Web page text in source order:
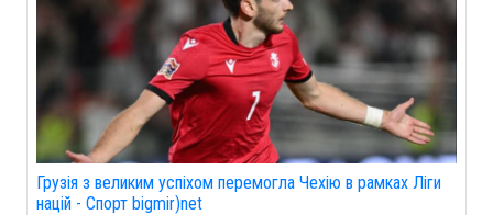
Грузія з великим успіхом перемогла Чехію в рамках Ліги
націй - Спорт bigmir)net